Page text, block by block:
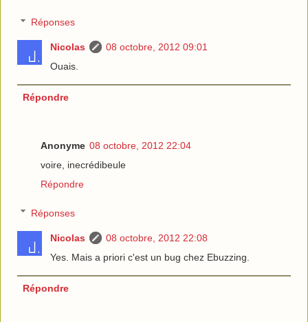
Réponses
Nicolas
08 octobre, 2012 09:01
Ouais.
Répondre
Anonyme 08 octobre, 2012 22:04
voire, inecrédibeule
Répondre
Réponses
Nicolas
08 octobre, 2012 22:08
Yes. Mais a priori c'est un bug chez Ebuzzing.
Répondre